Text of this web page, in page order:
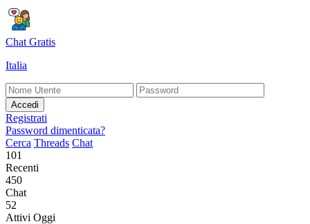
Chat Gratis
Italia
Accedi
Registrati
Password dimenticata?
Cerca Threads Chat
101
Recenti
450
Chat
52
Attivi Oggi